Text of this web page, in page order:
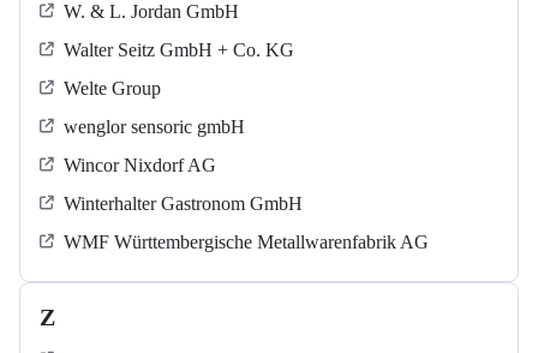
W. & L. Jordan GmbH
Walter Seitz GmbH + Co. KG
Welte Group
wenglor sensoric gmbH
Wincor Nixdorf AG
Winterhalter Gastronom GmbH
WMF Württembergische Metallwarenfabrik AG
Z